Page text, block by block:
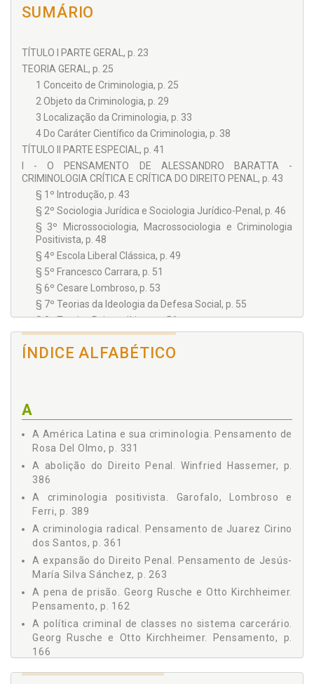
SUMÁRIO
TÍTULO I PARTE GERAL, p. 23
TEORIA GERAL, p. 25
1 Conceito de Criminologia, p. 25
2 Objeto da Criminologia, p. 29
3 Localização da Criminologia, p. 33
4 Do Caráter Científico da Criminologia, p. 38
TÍTULO II PARTE ESPECIAL, p. 41
I - O PENSAMENTO DE ALESSANDRO BARATTA -
CRIMINOLOGIA CRÍTICA E CRÍTICA DO DIREITO PENAL, p. 43
§ 1º Introdução, p. 43
§ 2º Sociologia Jurídica e Sociologia Jurídico-Penal, p. 46
§ 3º Microssociologia, Macrossociologia e Criminologia
Positivista, p. 48
§ 4º Escola Liberal Clássica, p. 49
§ 5º Francesco Carrara, p. 51
§ 6º Cesare Lombroso, p. 53
§ 7º Teorias da Ideologia da Defesa Social, p. 55
§ 8º Teorias Psicanalíticas, p. 56
§ 9º Teorias Funcionalistas I, p. 59
§ 10 Teorias Funcionalistas II, p. 60
§ 14 Teoria do Labeling Approach II, p. 69
§ 15 Teoria do Labeling Approach III, p. 71
§ 16 Recepção Alemã do Labeling Approach I, p. 72
§ 17 Recepção Alemã do Labeling Approach II, p. 73
§ 18 Recepção Alemã do Labeling Approach III, p. 75
§ 19 Teorias do Conflito I, p. 76
§ 20 Teorias do Conflito II, p. 77
§ 21 Teorias do Conflito III, p. 79
§ 22 Teorias do Conflito IV, p. 80
§ 23 Crítica às Teorias do Conflito, p. 81
§ 24 Criminologia Liberal Contemporânea e Concepções
Patológicas, p. 83
§ 25 Crítica à Criminologia Liberal, p. 84
§ 26 Criminologia Crítica, p. 85
§ 27 Crítica ao Direito Penal I, p. 87
§ 28 Crítica ao Direito Penal II, p. 88
§ 29 Sistema Penal e Sistema Escolar I, p. 90
ÍNDICE ALFABÉTICO
A
A América Latina e sua criminologia. Pensamento de
Rosa Del Olmo, p. 331
A abolição do Direito Penal. Winfried Hassemer, p.
386
A criminologia positivista. Garofalo, Lombroso e
Ferri, p. 389
A criminologia radical. Pensamento de Juarez Cirino
dos Santos, p. 361
A expansão do Direito Penal. Pensamento de Jesús-
María Silva Sánchez, p. 263
A pena de prisão. Georg Rusche e Otto Kirchheimer.
Pensamento, p. 162
A política criminal de classes no sistema carcerário.
Georg Rusche e Otto Kirchheimer. Pensamento, p.
166